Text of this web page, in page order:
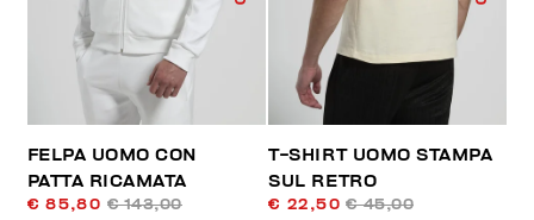
FELPA UOMO CON
PATTA RICAMATA
€ 85,80 € 143,00
T-SHIRT UOMO STAMPA
SUL RETRO
€ 22,50 € 45,00